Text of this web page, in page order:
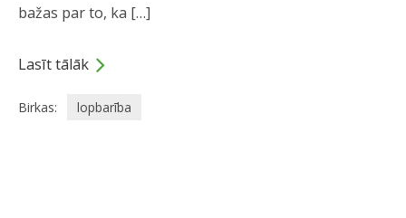
bažas par to, ka […]
Lasīt tālāk
Birkas: lopbarība